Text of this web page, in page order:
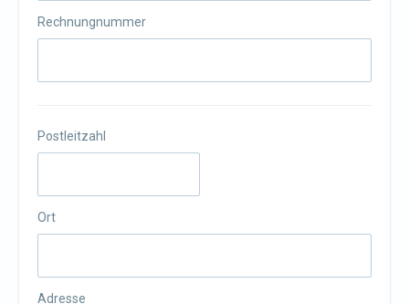
Rechnungnummer
Postleitzahl
Ort
Adresse